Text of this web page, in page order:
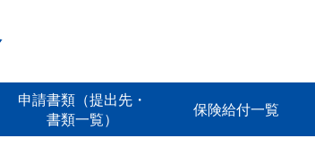
申請書類（提出先・
書類一覧）
保険給付一覧